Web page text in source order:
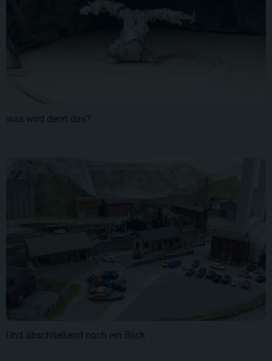
was wird denn das?
Und abschließend noch ein Blick